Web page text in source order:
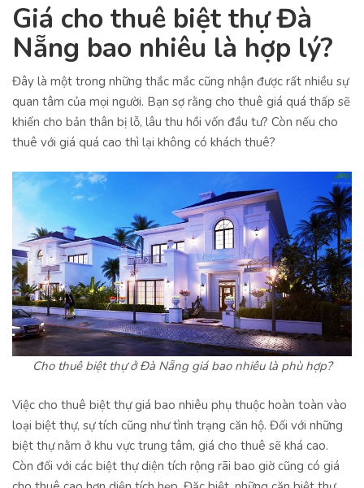
Giá cho thuê biệt thự Đà
Nẵng bao nhiêu là hợp lý?
Đây là một trong những thắc mắc cũng nhận được rất nhiều sự
quan tâm của mọi người. Bạn sợ rằng cho thuê giá quá thấp sẽ
khiến cho bản thân bị lỗ, lâu thu hồi vốn đầu tư? Còn nếu cho
thuê với giá quá cao thì lại không có khách thuê?
Cho thuê biệt thự ở Đà Nẵng giá bao nhiêu là phù hợp?
Việc cho thuê biệt thự giá bao nhiêu phụ thuộc hoàn toàn vào
loại biệt thự, sự tích cũng như tình trạng căn hộ. Đối với những
biệt thự nằm ở khu vực trung tâm, giá cho thuê sẽ khá cao.
Còn đối với các biệt thự diện tích rộng rãi bao giờ cũng có giá